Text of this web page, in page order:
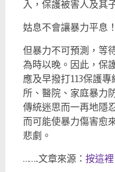
入，保護被害人及其
姑息不會讓暴力平息！
但暴力不可預測，等
為時以晚。因此，保
應及早撥打113保護
所、醫院、家庭暴力
傳統迷思而一再地隱
而可能使暴力傷害愈
悲劇。
……..文章來源： 按這裡